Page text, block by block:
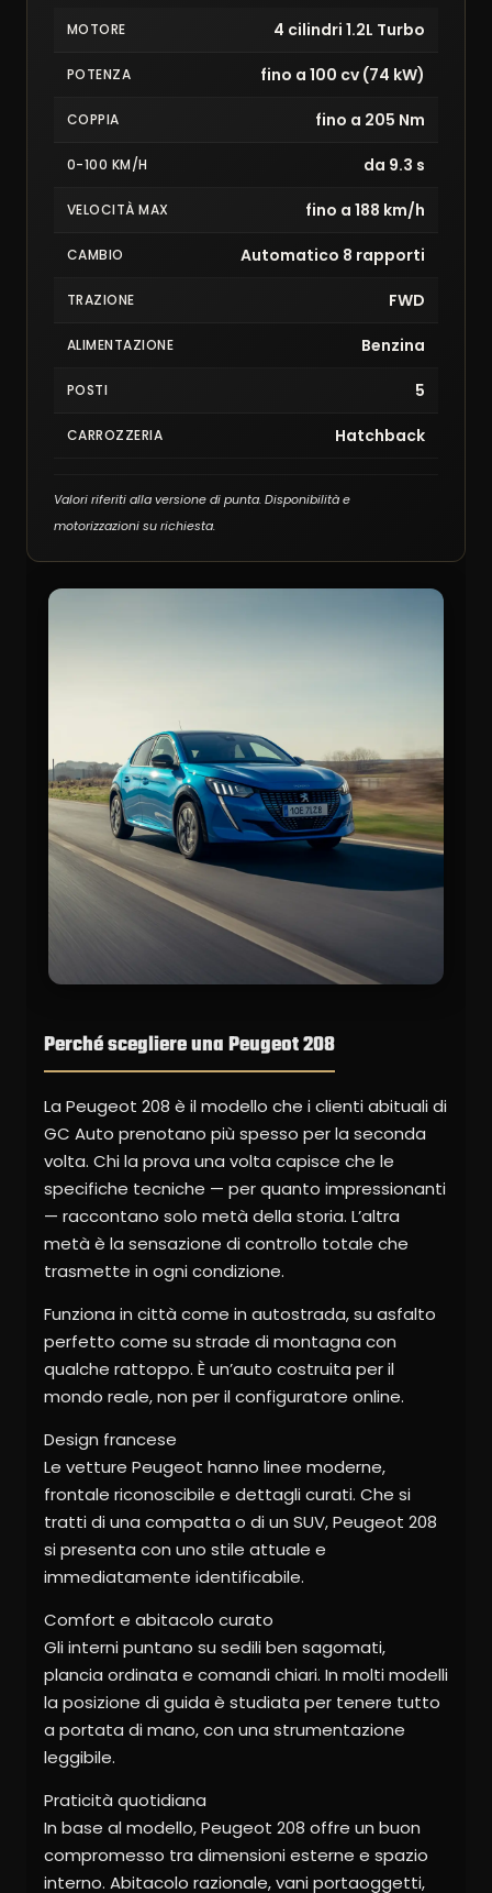
MOTORE 4 cilindri 1.2L Turbo
POTENZA fino a 100 cv (74 kW)
COPPIA fino a 205 Nm
0-100 KM/H da 9.3 s
VELOCITÀ MAX fino a 188 km/h
CAMBIO Automatico 8 rapporti
TRAZIONE FWD
ALIMENTAZIONE Benzina
POSTI 5
CARROZZERIA Hatchback
Valori riferiti alla versione di punta. Disponibilità e
motorizzazioni su richiesta.
Perché scegliere una Peugeot 208
La Peugeot 208 è il modello che i clienti abituali di
GC Auto prenotano più spesso per la seconda
volta. Chi la prova una volta capisce che le
specifiche tecniche — per quanto impressionanti
— raccontano solo metà della storia. L’altra
metà è la sensazione di controllo totale che
trasmette in ogni condizione.
Funziona in città come in autostrada, su asfalto
perfetto come su strade di montagna con
qualche rattoppo. È un’auto costruita per il
mondo reale, non per il configuratore online.
Design francese
Le vetture Peugeot hanno linee moderne,
frontale riconoscibile e dettagli curati. Che si
tratti di una compatta o di un SUV, Peugeot 208
si presenta con uno stile attuale e
immediatamente identificabile.
Comfort e abitacolo curato
Gli interni puntano su sedili ben sagomati,
plancia ordinata e comandi chiari. In molti modelli
la posizione di guida è studiata per tenere tutto
a portata di mano, con una strumentazione
leggibile.
Praticità quotidiana
In base al modello, Peugeot 208 offre un buon
compromesso tra dimensioni esterne e spazio
interno. Abitacolo razionale, vani portaoggetti,